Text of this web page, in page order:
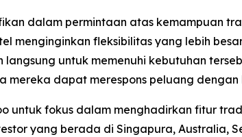
dalam permintaan atas kemampuan
menginginkan fleksibilitas yang lebih
untuk memenuhi kebutuhan
mereka dapat merespons peluang
untuk fokus dalam menghadirkan fitur
yang berada di Singapura, Australia,